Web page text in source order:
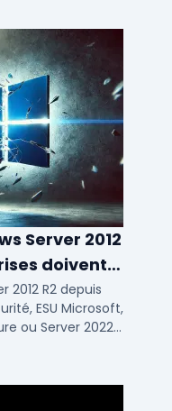
Server 2012
doivent
2012 R2 depuis
ESU Microsoft,
ou Server 2022